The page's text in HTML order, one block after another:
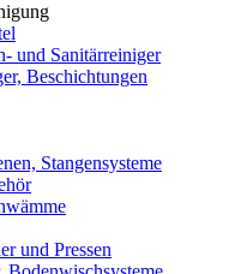
und Sanitärreiniger
Beschichtungen
Stangensysteme
und Pressen